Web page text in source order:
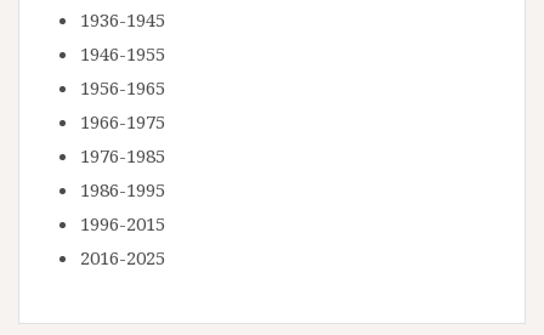
1936-1945
1946-1955
1956-1965
1966-1975
1976-1985
1986-1995
1996-2015
2016-2025